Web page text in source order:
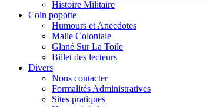
Histoire Militaire
Coin popotte
Humours et Anecdotes
Malle Coloniale
Glané Sur La Toile
Billet des lecteurs
Divers
Nous contacter
Formalités Administratives
Sites pratiques